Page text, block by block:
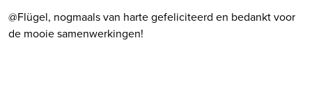
@Flügel, nogmaals van harte gefeliciteerd en bedankt voor
de mooie samenwerkingen!